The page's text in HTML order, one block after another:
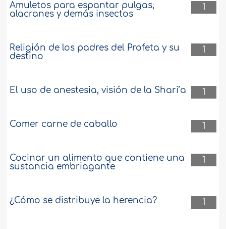
1
Amuletos para espantar pulgas,
alacranes y demás insectos
1
Religión de los padres del Profeta y su
destino
1
El uso de anestesia, visión de la Shari’a
1
Comer carne de caballo
1
Cocinar un alimento que contiene una
sustancia embriagante
1
¿Cómo se distribuye la herencia?